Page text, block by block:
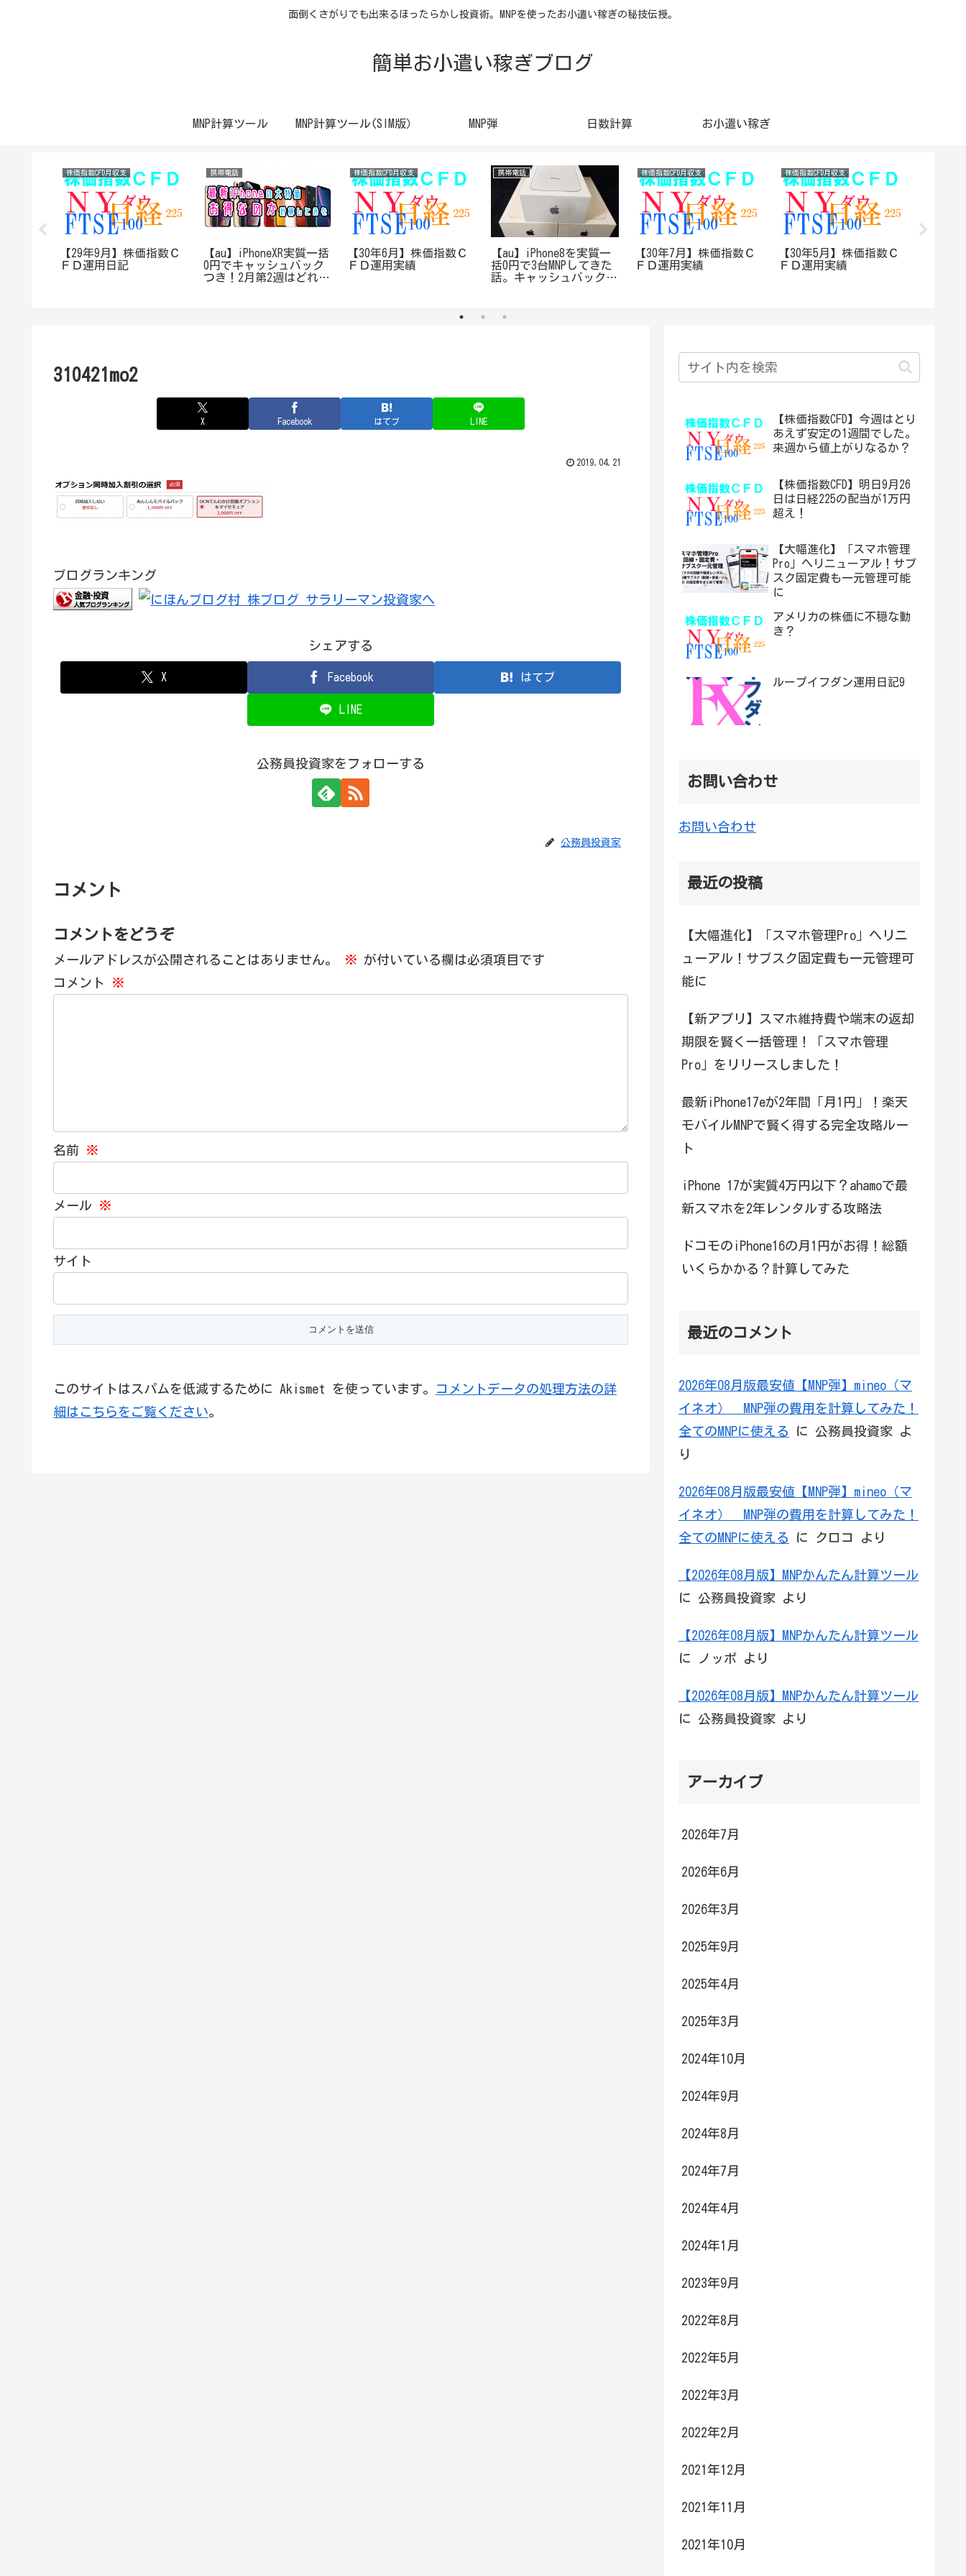
面倒くさがりでも出来るほったらかし投資術。MNPを使ったお小遣い稼ぎの秘技伝授。
簡単お小遣い稼ぎブログ
MNP計算ツール MNP計算ツール(SIM版） MNP弾 日数計算 お小遣い稼ぎ
株価指数CFD月収支
【29年9月】株価指数Ｃ
ＦＤ運用日記
携帯電話
【au】iPhoneXR実質一括
0円でキャッシュバック
つき！2月第2週はどれが
株価指数CFD月収支
【30年6月】株価指数Ｃ
ＦＤ運用実績
携帯電話
【au】iPhone8を実質一
括0円で3台MNPしてきた
話。キャッシュバック18
株価指数CFD月収支
【30年7月】株価指数Ｃ
ＦＤ運用実績
株価指数CFD月収支
【30年5月】株価指数Ｃ
ＦＤ運用実績
310421mo2
X Facebook はてブ LINE
2019.04.21
ブログランキング
シェアする
X Facebook はてブ
LINE
公務員投資家をフォローする
公務員投資家
コメント
コメントをどうぞ
メールアドレスが公開されることはありません。 ※ が付いている欄は必須項目です
コメント
※
名前 ※
メール ※
サイト
このサイトはスパムを低減するために Akismet を使っています。
コメントデータの処理方法の詳
細はこちらをご覧ください。
【株価指数CFD】今週はとり
あえず安定の1週間でした。
来週から値上がりなるか？
【株価指数CFD】明日9月26
日は日経225の配当が1万円
超え！
【大幅進化】「スマホ管理
Pro」へリニューアル！サブ
スク固定費も一元管理可能
に
アメリカの株価に不穏な動
き？
ループイフダン運用日記9
お問い合わせ
お問い合わせ
最近の投稿
【大幅進化】「スマホ管理Pro」へリニ
ューアル！サブスク固定費も一元管理可
能に
【新アプリ】スマホ維持費や端末の返却
期限を賢く一括管理！「スマホ管理
Pro」をリリースしました！
最新iPhone17eが2年間「月1円」！楽天
モバイルMNPで賢く得する完全攻略ルー
ト
iPhone 17が実質4万円以下？ahamoで最
新スマホを2年レンタルする攻略法
ドコモのiPhone16の月1円がお得！総額
いくらかかる？計算してみた
最近のコメント
2026年08月版最安値【MNP弾】mineo（マ
イネオ） MNP弾の費用を計算してみた！
全てのMNPに使える
に 公務員投資家 よ
り
2026年08月版最安値【MNP弾】mineo（マ
イネオ） MNP弾の費用を計算してみた！
全てのMNPに使える
に クロコ より
【2026年08月版】MNPかんたん計算ツール
に 公務員投資家 より
【2026年08月版】MNPかんたん計算ツール
に
ノッポ より
【2026年08月版】MNPかんたん計算ツール
に 公務員投資家 より
アーカイブ
2026年7月
2026年6月
2026年3月
2025年9月
2025年4月
2025年3月
2024年10月
2024年9月
2024年8月
2024年7月
2024年4月
2024年1月
2023年9月
2022年8月
2022年5月
2022年3月
2022年2月
2021年12月
2021年11月
2021年10月